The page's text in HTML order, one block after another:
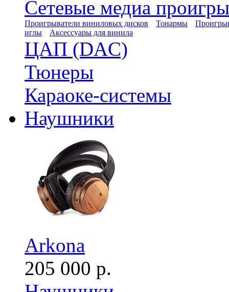
Сетевые медиа
Проигрыватели виниловых дисков Тонармы
иглы
Аксессуары для винила
ЦАП (DAC)
Тюнеры
Караоке-системы
Наушники
Arkona
205 000 р.